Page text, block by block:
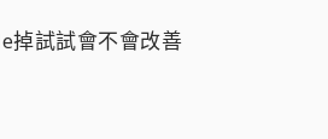
試試會不會改善